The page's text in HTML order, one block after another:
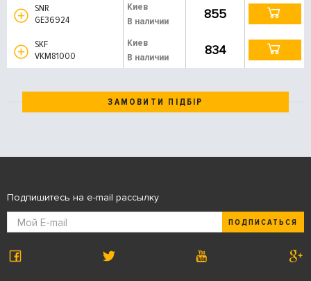
SNR
GE36924
Киев
В наличии
855
SKF
VKM81000
Киев
В наличии
834
ЗАМОВИТИ ПІДБІР
Подпишитесь на e-mail рассылку
ПОДПИСАТЬСЯ